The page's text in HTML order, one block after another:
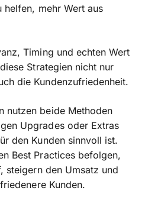
helfen, mehr Wert aus
Timing und echten Wert
Strategien nicht nur
die Kundenzufriedenheit.
nutzen beide Methoden
Upgrades oder Extras
den Kunden sinnvoll ist.
Best Practices befolgen,
steigern den Umsatz und
Kunden.